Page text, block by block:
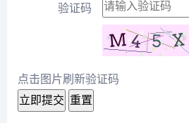
验证码
点击图片刷新验证码
立即提交 重置